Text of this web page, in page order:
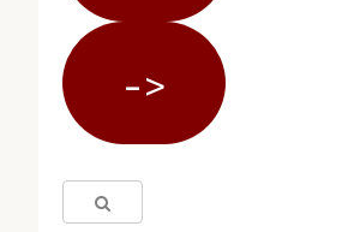
->
Поиск: